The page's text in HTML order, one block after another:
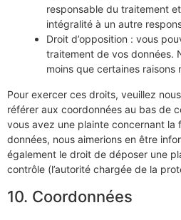
responsable du traitement
intégralité à un autre
Droit d’opposition : vous
traitement de vos données.
moins que certaines
Pour exercer ces droits, veuillez
référer aux coordonnées au bas de
vous avez une plainte concernant la
données, nous aimerions en être
également le droit de déposer une
contrôle (l’autorité chargée de la
10. Coordonnées